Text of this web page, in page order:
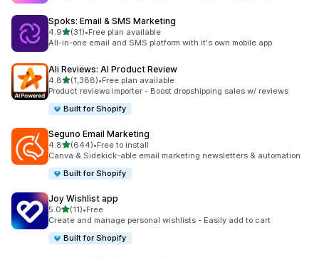
Spoks: Email & SMS Marketing
4.9별 5개 중
(31)
총 리뷰 31개
•Free plan available
All-in-one email and SMS platform with it's own mobile app
Ali Reviews: AI Product Review
4.8별 5개 중
(1,388)
총 리뷰 1388개
•Free plan available
Product reviews importer - Boost dropshipping sales w/ reviews
Built for Shopify
Seguno Email Marketing
4.8별 5개 중
(644)
총 리뷰 644개
•Free to install
Canva & Sidekick-able email marketing newsletters & automation
Built for Shopify
Joy Wishlist app
5.0별 5개 중
(11)
총 리뷰 11개
•Free
Create and manage personal wishlists - Easily add to cart
Built for Shopify